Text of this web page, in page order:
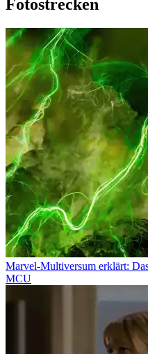
Fotostrecken
Marvel-Multiversum erklärt:
MCU